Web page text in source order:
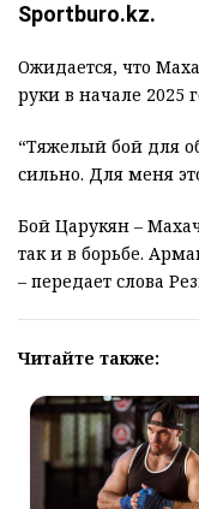
Sportburo.kz.
Ожидается, что
руки в начале 2025
“Тяжелый бой для
сильно. Для меня
Бой Царукян –
так и в борьбе.
– передает слова
Читайте также: